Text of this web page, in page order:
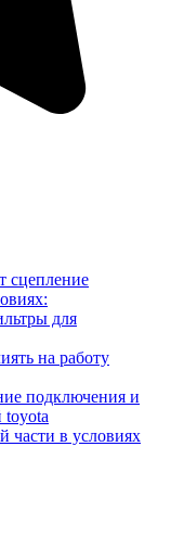
сцепление
для
на работу
подключения и
toyota
части в условиях